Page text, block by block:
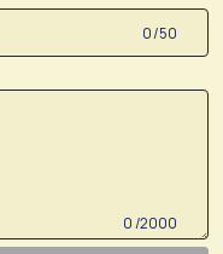
0 /50
0 /2000